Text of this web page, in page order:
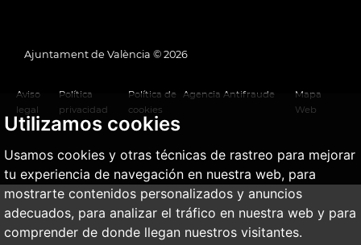
Utilizamos cookies
Usamos cookies y otras técnicas de rastreo para mejorar
tu experiencia de navegación en nuestra web, para
mostrarte contenidos personalizados y anuncios
adecuados, para analizar el tráfico en nuestra web y para
comprender de donde llegan nuestros visitantes.
Ajuntament de València © 2026
Aviso
legal
Política
privacidad
Política de
cookies
Agencia Antifraude
Mapa
Web